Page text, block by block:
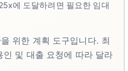
에 도달하려면 필요한 임대
위한 계획 도구입니다. 최
인 및 대출 요청에 따라 달라